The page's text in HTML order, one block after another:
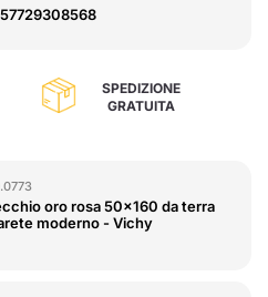
SPEDIZIONE
GRATUITA
oro rosa 50x160 da terra
moderno - Vichy